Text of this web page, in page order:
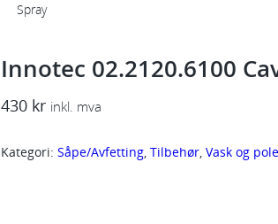
Spray
Innotec 02.2120.6100
430 kr inkl. mva
Kategori: Såpe/Avfetting, Tilbehør, Vask og